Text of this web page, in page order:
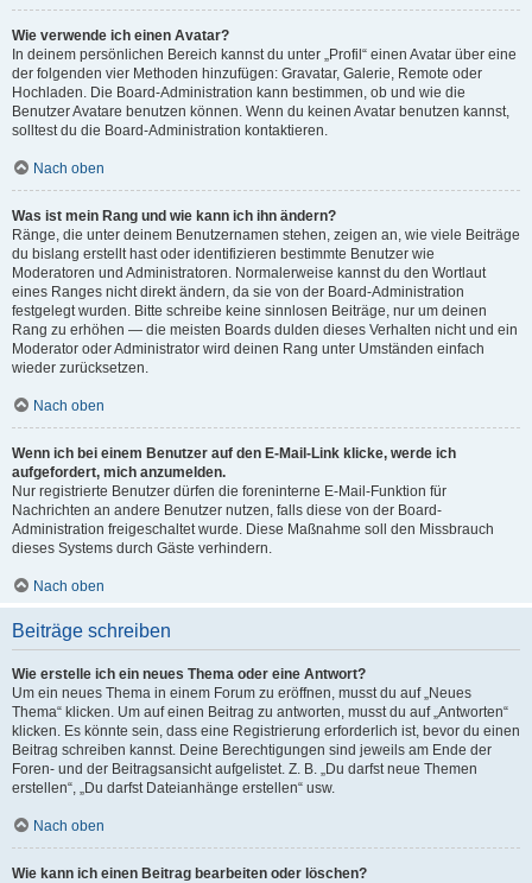
Wie verwende ich einen Avatar?
In deinem persönlichen Bereich kannst du unter „Profil“ einen Avatar über eine
der folgenden vier Methoden hinzufügen: Gravatar, Galerie, Remote oder
Hochladen. Die Board-Administration kann bestimmen, ob und wie die
Benutzer Avatare benutzen können. Wenn du keinen Avatar benutzen kannst,
solltest du die Board-Administration kontaktieren.
Nach oben
Was ist mein Rang und wie kann ich ihn ändern?
Ränge, die unter deinem Benutzernamen stehen, zeigen an, wie viele Beiträge
du bislang erstellt hast oder identifizieren bestimmte Benutzer wie
Moderatoren und Administratoren. Normalerweise kannst du den Wortlaut
eines Ranges nicht direkt ändern, da sie von der Board-Administration
festgelegt wurden. Bitte schreibe keine sinnlosen Beiträge, nur um deinen
Rang zu erhöhen — die meisten Boards dulden dieses Verhalten nicht und ein
Moderator oder Administrator wird deinen Rang unter Umständen einfach
wieder zurücksetzen.
Nach oben
Wenn ich bei einem Benutzer auf den E-Mail-Link klicke, werde ich
aufgefordert, mich anzumelden.
Nur registrierte Benutzer dürfen die foreninterne E-Mail-Funktion für
Nachrichten an andere Benutzer nutzen, falls diese von der Board-
Administration freigeschaltet wurde. Diese Maßnahme soll den Missbrauch
dieses Systems durch Gäste verhindern.
Nach oben
Beiträge schreiben
Wie erstelle ich ein neues Thema oder eine Antwort?
Um ein neues Thema in einem Forum zu eröffnen, musst du auf „Neues
Thema“ klicken. Um auf einen Beitrag zu antworten, musst du auf „Antworten“
klicken. Es könnte sein, dass eine Registrierung erforderlich ist, bevor du einen
Beitrag schreiben kannst. Deine Berechtigungen sind jeweils am Ende der
Foren- und der Beitragsansicht aufgelistet. Z. B. „Du darfst neue Themen
erstellen“, „Du darfst Dateianhänge erstellen“ usw.
Nach oben
Wie kann ich einen Beitrag bearbeiten oder löschen?